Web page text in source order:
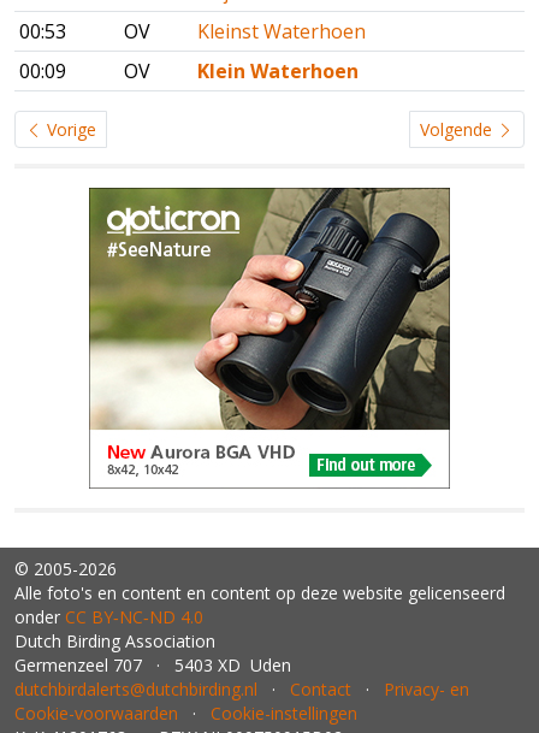
00:53
OV
Kleinst Waterhoen
00:09
OV Klein Waterhoen
Vorige Volgende
© 2005-2026
Alle foto's en content en content op deze website gelicenseerd
onder CC BY‑NC‑ND 4.0
Dutch Birding Association
Germenzeel 707 · 5403 XD Uden
dutchbirdalerts@dutchbirding.nl · Contact · Privacy- en
Cookie-voorwaarden · Cookie-instellingen